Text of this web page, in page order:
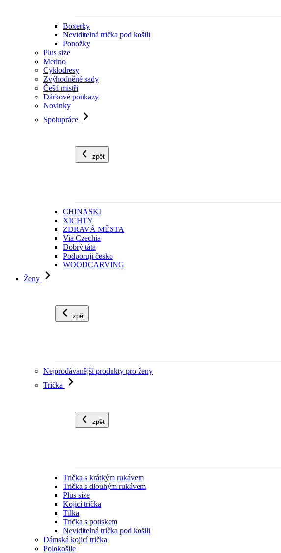
Boxerky
Neviditelná trička pod košili
Ponožky
Plus size
Merino
Cyklodresy
Zvýhodněné sady
Čeští mistři
Dárkové poukazy
Novinky
Spolupráce
zpět
CHINASKI
XICHTY
ZDRAVÁ MĚSTA
Via Czechia
Dobrý táta
Podporuji česko
WOODCARVING
Ženy
zpět
Nejprodávanější produkty pro ženy
Trička
zpět
Trička s krátkým rukávem
Trička s dlouhým rukávem
Plus size
Kojicí trička
Tílka
Trička s potiskem
Neviditelná trička pod košili
Dámská kojicí trička
Polokošile